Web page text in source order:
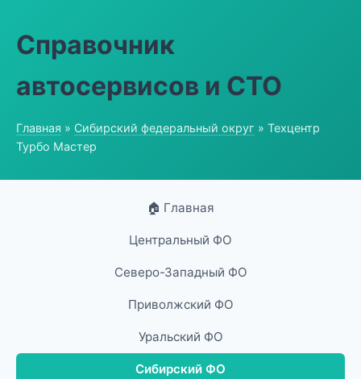
Справочник
автосервисов и СТО
Главная » Сибирский федеральный округ » Техцентр
Турбо Мастер
🏠 Главная
Центральный ФО
Северо-Западный ФО
Приволжский ФО
Уральский ФО
Сибирский ФО